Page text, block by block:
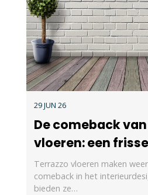
29 JUN 26
De comeback
vloeren: een
Terrazzo vloeren maken
comeback in het
bieden ze…